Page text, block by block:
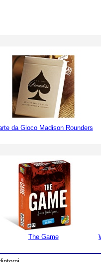
da Gioco Madison Rounders
The Game